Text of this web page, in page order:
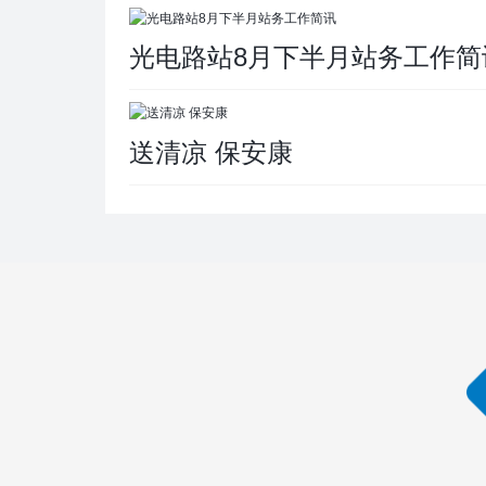
光电路站8月下半月站务工作
送清凉 保安康